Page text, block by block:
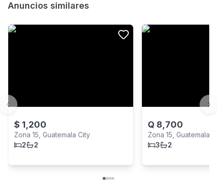
Anuncios similares
$ 1,200
Zona 15, Guatemala City
2
2
Q 8,700
Zona 15, Guatemala
3
2
Previous slide